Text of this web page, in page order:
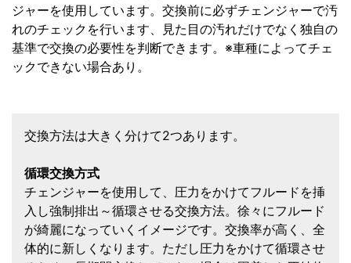
ジャーを使用しています。交換前に必ずチェンジャーで汚
れのチェックを行います、見た目の汚れだけでなく独自の
基準で交換の必要性を判断できます。※車種によってチェ
ックできない場合あり。
交換方法は大きく分けて2つあります。
循環交換方式
チェンジャーを使用して、圧力をかけてフルードを挿
入し強制排出～循環させる交換方法。徐々にフルード
が綺麗になっていくイメージです。交換率が高く、全
体的に新しくなります。ただし圧力をかけて循環させ